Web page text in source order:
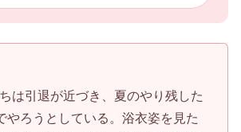
は引退が近づき、夏のやり残した
やろうとしている。浴衣姿を見た